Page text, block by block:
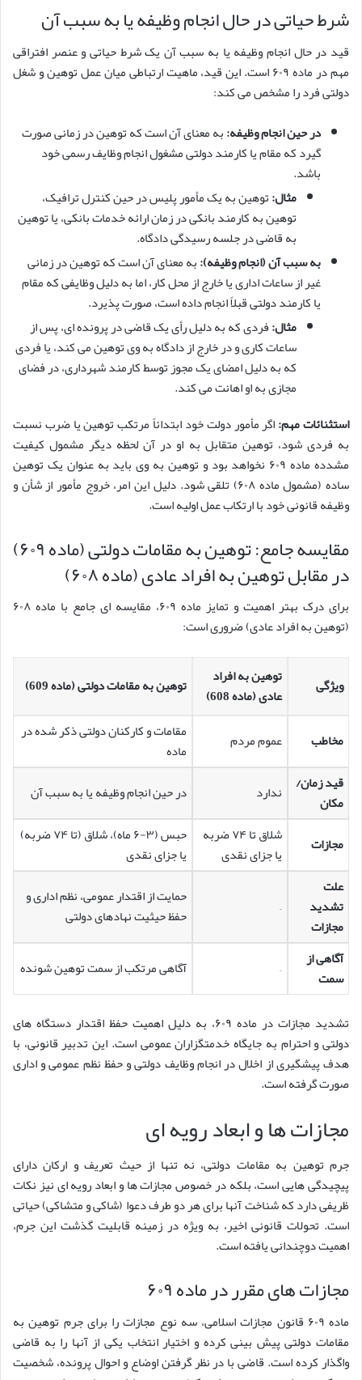
شرط حیاتی در حال انجام وظیفه یا به سبب آن
قید در حال انجام وظیفه یا به سبب آن یک شرط حیاتی و عنصر افتراقی
مهم در ماده ۶۰۹ است. این قید، ماهیت ارتباطی میان عمل توهین و شغل
دولتی فرد را مشخص می کند:
در حین انجام وظیفه:به معنای آن است که توهین در زمانی صورت
گیرد که مقام یا کارمند دولتی مشغول انجام وظایف رسمی خود
باشد.
مثال:توهین به یک مأمور پلیس در حین کنترل ترافیک،
توهین به کارمند بانکی در زمان ارائه خدمات بانکی، یا توهین
به قاضی در جلسه رسیدگی دادگاه.
به سبب آن (انجام وظیفه):به معنای آن است که توهین در زمانی
غیر از ساعات اداری یا خارج از محل کار، اما به دلیل وظایفی که مقام
یا کارمند دولتی قبلاً انجام داده است، صورت پذیرد.
مثال:فردی که به دلیل رأی یک قاضی در پرونده ای، پس از
ساعات کاری و در خارج از دادگاه به وی توهین می کند، یا فردی
که به دلیل امضای یک مجوز توسط کارمند شهرداری، در فضای
مجازی به او اهانت می کند.
استثنائات مهم:اگر مأمور دولت خود ابتدائاً مرتکب توهین یا ضرب نسبت
به فردی شود، توهین متقابل به او در آن لحظه دیگر مشمول کیفیت
مشدده ماده ۶۰۹ نخواهد بود و توهین به وی باید به عنوان یک توهین
ساده (مشمول ماده ۶۰۸) تلقی شود. دلیل این امر، خروج مأمور از شأن و
وظیفه قانونی خود با ارتکاب عمل اولیه است.
مقایسه جامع: توهین به مقامات دولتی (ماده ۶۰۹)
در مقابل توهین به افراد عادی (ماده ۶۰۸)
برای درک بهتر اهمیت و تمایز ماده ۶۰۹، مقایسه ای جامع با ماده ۶۰۸
(توهین به افراد عادی) ضروری است:
ویژگی
توهین به افراد
عادی (ماده 608)
توهین به مقامات دولتی (ماده 609)
مخاطب عموم مردم
مقامات و کارکنان دولتی ذکر شده در
ماده
قید زمان/
مکان
ندارد در حین انجام وظیفه یا به سبب آن
مجازات
شلاق تا ۷۴ ضربه
یا جزای نقدی
حبس (۳-۶ ماه)، شلاق (تا ۷۴ ضربه)
یا جزای نقدی
علت
تشدید
مجازات
–
حمایت از اقتدار عمومی، نظم اداری و
حفظ حیثیت نهادهای دولتی
آگاهی از
سمت
– آگاهی مرتکب از سمت توهین شونده
تشدید مجازات در ماده ۶۰۹، به دلیل اهمیت حفظ اقتدار دستگاه های
دولتی و احترام به جایگاه خدمتگزاران عمومی است. این تدبیر قانونی، با
هدف پیشگیری از اخلال در انجام وظایف دولتی و حفظ نظم عمومی و اداری
صورت گرفته است.
مجازات ها و ابعاد رویه ای
جرم توهین به مقامات دولتی، نه تنها از حیث تعریف و ارکان دارای
پیچیدگی هایی است، بلکه در خصوص مجازات ها و ابعاد رویه ای نیز نکات
ظریفی دارد که شناخت آنها برای هر دو طرف دعوا (شاکی و متشاکی) حیاتی
است. تحولات قانونی اخیر، به ویژه در زمینه قابلیت گذشت این جرم،
اهمیت دوچندانی یافته است.
مجازات های مقرر در ماده ۶۰۹
ماده ۶۰۹ قانون مجازات اسلامی، سه نوع مجازات را برای جرم توهین به
مقامات دولتی پیش بینی کرده و اختیار انتخاب یکی از آنها را به قاضی
واگذار کرده است. قاضی با در نظر گرفتن اوضاع و احوال پرونده، شخصیت